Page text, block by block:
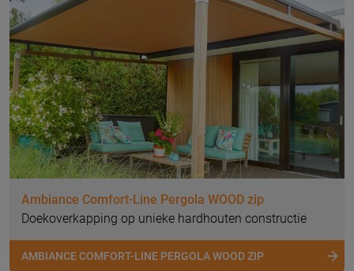
Ambiance Comfort-Line Pergola WOOD zip
Doekoverkapping op unieke hardhouten constructie
AMBIANCE COMFORT-LINE PERGOLA WOOD ZIP